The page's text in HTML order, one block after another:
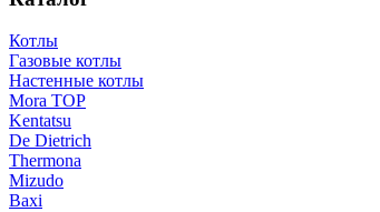
Котлы
Газовые котлы
Настенные котлы
Mora TOP
Kentatsu
De Dietrich
Thermona
Mizudo
Baxi